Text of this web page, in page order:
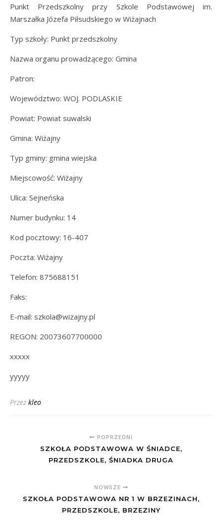
Punkt Przedszkolny przy Szkole Podstawowej im.
Marszałka Józefa Piłsudskiego w Wiżajnach
Typ szkoły: Punkt przedszkolny
Nazwa organu prowadzącego: Gmina
Patron:
Województwo: WOJ. PODLASKIE
Powiat: Powiat suwalski
Gmina: Wiżajny
Typ gminy: gmina wiejska
Miejscowość: Wiżajny
Ulica: Sejneńska
Numer budynku: 14
Kod pocztowy: 16-407
Poczta: Wiżajny
Telefon: 875688151
Faks:
E-mail: szkola@wizajny.pl
REGON: 20073607700000
xxxxx
yyyyy
Przez kleo
POPRZEDNI
SZKOŁA PODSTAWOWA W ŚNIADCE,
PRZEDSZKOLE, ŚNIADKA DRUGA
NOWSZE
SZKOŁA PODSTAWOWA NR 1 W BRZEZINACH,
PRZEDSZKOLE, BRZEZINY